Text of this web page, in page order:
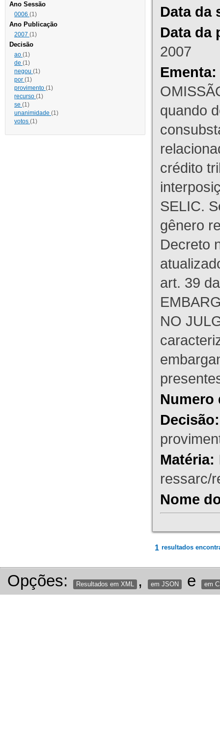
Ano Sessão
0006 (1)
Ano Publicação
2007 (1)
Decisão
ao (1)
de (1)
negou (1)
por (1)
provimento (1)
recurso (1)
se (1)
unanimidade (1)
votos (1)
Data da
Data da
2007
Ementa:
quando
crédito
SELIC.
gênero
Decreto
art. 39
NO
Numero
Decisão:
Matéria:
ressarc/
Nome
1 resultados
Opções: Resultados em XML , em JSON e em